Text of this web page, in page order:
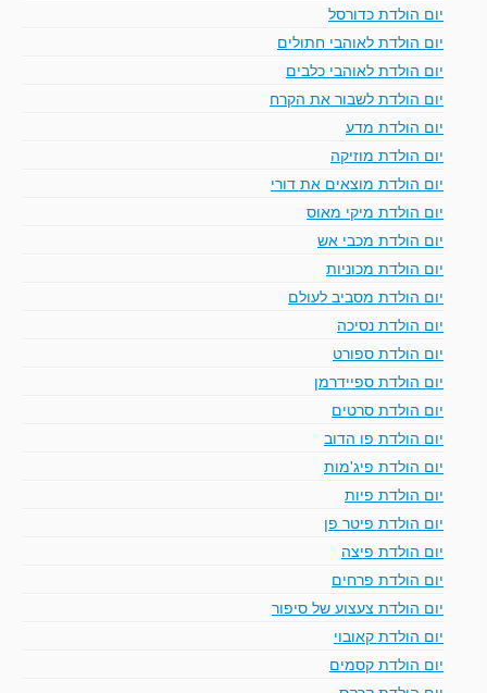
יום הולדת כדורסל
יום הולדת לאוהבי חתולים
יום הולדת לאוהבי כלבים
יום הולדת לשבור את הקרח
יום הולדת מדע
יום הולדת מוזיקה
יום הולדת מוצאים את דורי
יום הולדת מיקי מאוס
יום הולדת מכבי אש
יום הולדת מכוניות
יום הולדת מסביב לעולם
יום הולדת נסיכה
יום הולדת ספורט
יום הולדת ספיידרמן
יום הולדת סרטים
יום הולדת פו הדוב
יום הולדת פיג'מות
יום הולדת פיות
יום הולדת פיטר פן
יום הולדת פיצה
יום הולדת פרחים
יום הולדת צעצוע של סיפור
יום הולדת קאובוי
יום הולדת קסמים